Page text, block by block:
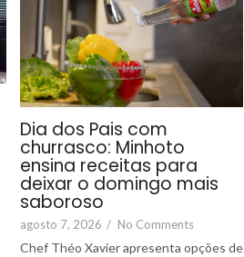
Dia dos Pais com
churrasco: Minhoto
ensina receitas para
deixar o domingo mais
saboroso
agosto 7, 2026 / No Comments
Chef Théo Xavier apresenta opções de